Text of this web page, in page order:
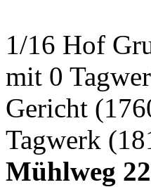
1/16 Hof
mit 0
Gericht
Tagwerk
Mühlweg 22